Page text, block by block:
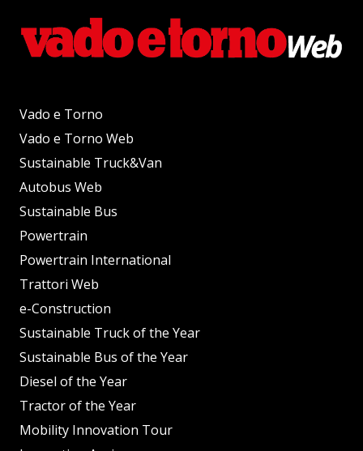
Vado e Torno
Vado e Torno Web
Sustainable Truck&Van
Autobus Web
Sustainable Bus
Powertrain
Powertrain International
Trattori Web
e-Construction
Sustainable Truck of the Year
Sustainable Bus of the Year
Diesel of the Year
Tractor of the Year
Mobility Innovation Tour